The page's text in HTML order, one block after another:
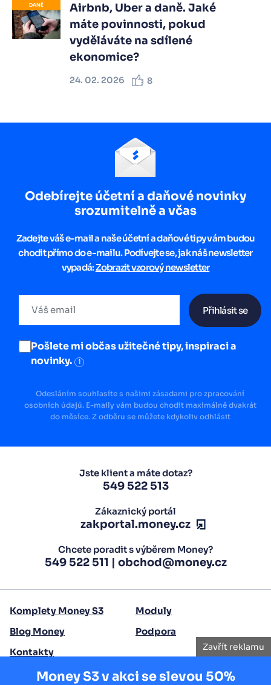
DANĚ
Airbnb, Uber a daně. Jaké
máte povinnosti, pokud
vyděláváte na sdílené
ekonomice?
24. 02. 2026 8
Zavřít reklamu
Money S3 v akci se slevou 50%
Odebírejte účetní a daňové novinky
srozumitelně a včas
Zadejte váš e-mail a naše účetní a daňové tipy vám budou
chodit přímo do e-mailu. Podívejte se, jak náš newsletter
vypadá:Zobrazit vzorový newsletter
Přihlásit se
Pošlete mi občas užitečné tipy, inspiraci a
novinky.
i
Odesláním souhlasíte s našimi zásadami pro zpracování
osobních údajů. E-maily vám budou chodit maximálně dvakrát
do měsíce. Z odběru se můžete kdykoliv odhlásit
Jste klient a máte dotaz?
549 522 513
Zákaznický portál
zakportal.money.cz
Chcete poradit s výběrem Money?
549 522 511 | obchod@money.cz
Komplety Money S3
Moduly
Blog Money
Podpora
Kontakty
Copyright 2026 Seyfor, a. s.